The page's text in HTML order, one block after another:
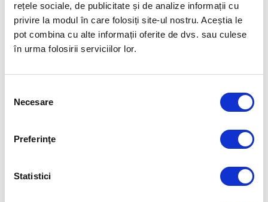
rețele sociale, de publicitate și de analize informații cu
privire la modul în care folosiți site-ul nostru. Aceștia le
pot combina cu alte informații oferite de dvs. sau culese
în urma folosirii serviciilor lor.
consimțământului
Necesare
Preferinţe
Statistici